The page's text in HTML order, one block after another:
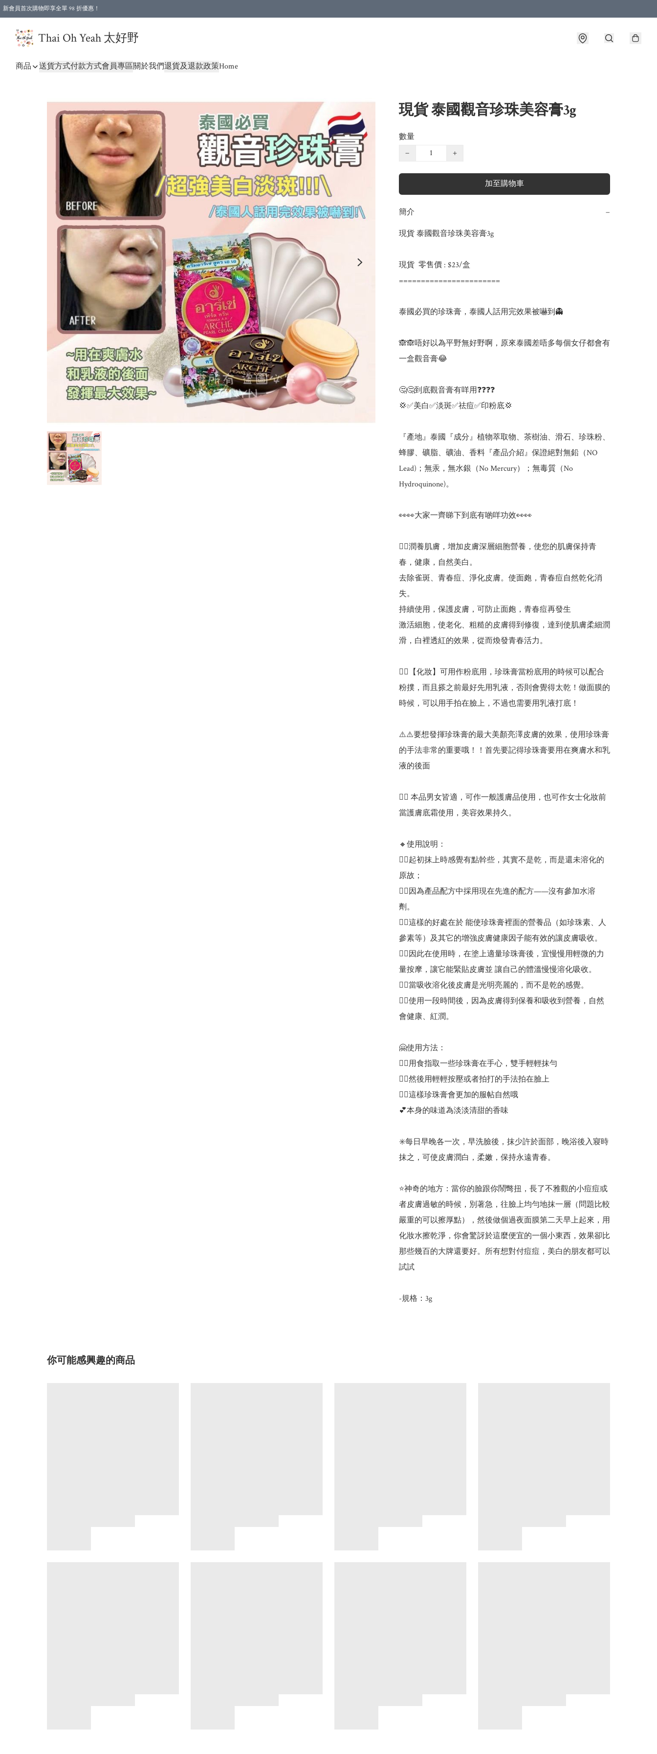
新會員首次購物即享全單 98 折優惠！
Thai Oh Yeah 太好野
商品 送貨方式付款方式會員專區關於我們退貨及退款政策Home
現貨 泰國觀音珍珠美容膏3g
數量
−
+
加至購物車
簡介 −
現貨 泰國觀音珍珠美容膏3g
現貨  零售價 : $23/盒
=======================
泰國必買的珍珠膏，泰國人話用完效果被嚇到👻
🙈🙈唔好以為平野無好野啊，原來泰國差唔多每個女仔都會有
一盒觀音膏😂
🤔🤔到底觀音膏有咩用❓❓❓❓
💢✅美白✅淡斑✅祛痘✅印粉底💢
『產地』泰國『成分』植物萃取物、茶樹油、滑石、珍珠粉、
蜂膠、礦脂、礦油、香料『產品介紹』保證絕對無鉛（NO
Lead)；無汞，無水銀（No Mercury）；無毒質（No
Hydroquinone)。
👀👀大家一齊睇下到底有啲咩功效👀👀
👉🏻潤養肌膚，增加皮膚深層細胞營養，使您的肌膚保持青
春，健康，自然美白。
去除雀斑、青春痘、淨化皮膚。使面皰，青春痘自然乾化消
失。
持續使用，保護皮膚，可防止面皰，青春痘再發生
激活細胞，使老化、粗糙的皮膚得到修復，達到使肌膚柔細潤
滑，白裡透紅的效果，從而煥發青春活力。
👉🏻【化妝】可用作粉底用，珍珠膏當粉底用的時候可以配合
粉撲，而且搽之前最好先用乳液，否則會覺得太乾！做面膜的
時候，可以用手拍在臉上，不過也需要用乳液打底！
⚠️⚠️要想發揮珍珠膏的最大美顏亮澤皮膚的效果，使用珍珠膏
的手法非常的重要哦！！首先要記得珍珠膏要用在爽膚水和乳
液的後面
👉🏻 本品男女皆適，可作一般護膚品使用，也可作女士化妝前
當護膚底霜使用，美容效果持久。
🔸使用說明：
👉🏻起初抹上時感覺有點幹些，其實不是乾，而是還未溶化的
原故；
👉🏻因為產品配方中採用現在先進的配方——沒有參加水溶
劑。
👉🏻這樣的好處在於 能使珍珠膏裡面的營養品（如珍珠素、人
參素等）及其它的增強皮膚健康因子能有效的讓皮膚吸收。
👉🏻因此在使用時，在塗上適量珍珠膏後，宜慢慢用輕微的力
量按摩，讓它能緊貼皮膚並 讓自己的體溫慢慢溶化吸收。
👉🏻當吸收溶化後皮膚是光明亮麗的，而不是乾的感覺。
👉🏻使用一段時間後，因為皮膚得到保養和吸收到營養，自然
會健康、紅潤。
🤗使用方法：
👉🏻用食指取一些珍珠膏在手心，雙手輕輕抹勻
👉🏻然後用輕輕按壓或者拍打的手法拍在臉上
👉🏻這樣珍珠膏會更加的服帖自然哦
💕本身的味道為淡淡清甜的香味
✳️每日早晚各一次，早洗臉後，抹少許於面部，晚浴後入寢時
抹之，可使皮膚潤白，柔嫩，保持永遠青春。
⭐神奇的地方：當你的臉跟你鬧彆扭，長了不雅觀的小痘痘或
者皮膚過敏的時候，別著急，往臉上均勻地抹一層（問題比較
嚴重的可以擦厚點），然後做個過夜面膜第二天早上起來，用
化妝水擦乾淨，你會驚訝於這麼便宜的一個小東西，效果卻比
那些幾百的大牌還要好。所有想對付痘痘，美白的朋友都可以
試試
你可能感興趣的商品